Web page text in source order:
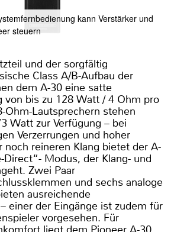
kann Verstärker und
steuern
und der sorgfältig
Class A/B-Aufbau der
dem A-30 eine satte
von bis zu 128 Watt / 4 Ohm pro
Ohm-Lautsprechern stehen
Watt zur Verfügung – bei
Verzerrungen und hoher
noch reineren Klang bietet der A-
Direct“- Modus, der Klang- und
Zwei Paar
und sechs analoge
ausreichende
einer der Eingänge ist zudem für
vorgesehen. Für